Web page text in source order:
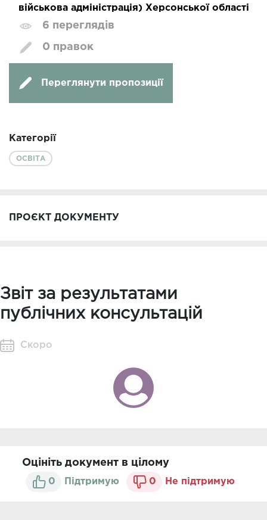
військова адміністрація) Херсонської області
6 переглядів
0 правок
Переглянути пропозиції
Категорії
ОСВІТА
ПРОЄКТ ДОКУМЕНТУ
Звіт за результатами
публічних консультацій
Скоро
Оцініть документ в цілому
0 Підтримую 0 Не підтримую